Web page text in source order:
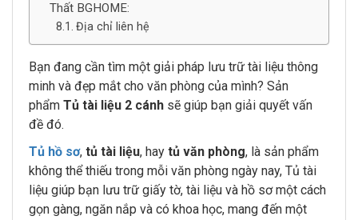
Thất BGHOME:
Địa chỉ liên hệ
Bạn đang cần tìm một giải pháp lưu trữ tài liệu thông
minh và đẹp mắt cho văn phòng của mình? Sản
phẩm Tủ tài liệu 2 cánh sẽ giúp bạn giải quyết vấn
đề đó.
Tủ hồ sơ, tủ tài liệu, hay tủ văn phòng, là sản phẩm
không thể thiếu trong mỗi văn phòng ngày nay, Tủ tài
liệu giúp bạn lưu trữ giấy tờ, tài liệu và hồ sơ một cách
gọn gàng, ngăn nắp và có khoa học, mang đến một